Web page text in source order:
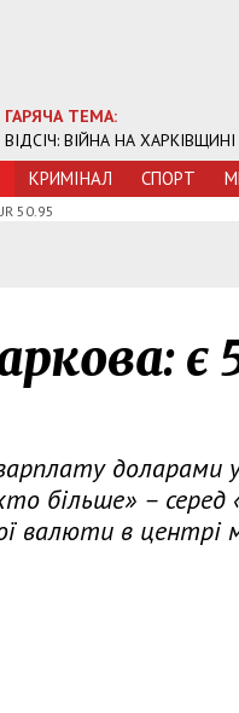
ГАРЯЧА ТЕМА:
ВІДСІЧ: ВІЙНА НА ХАРКІВЩИНІ
КРИМIНАЛ СПОРТ
50.95
є
доларами
більше» – серед
валюти в центрі